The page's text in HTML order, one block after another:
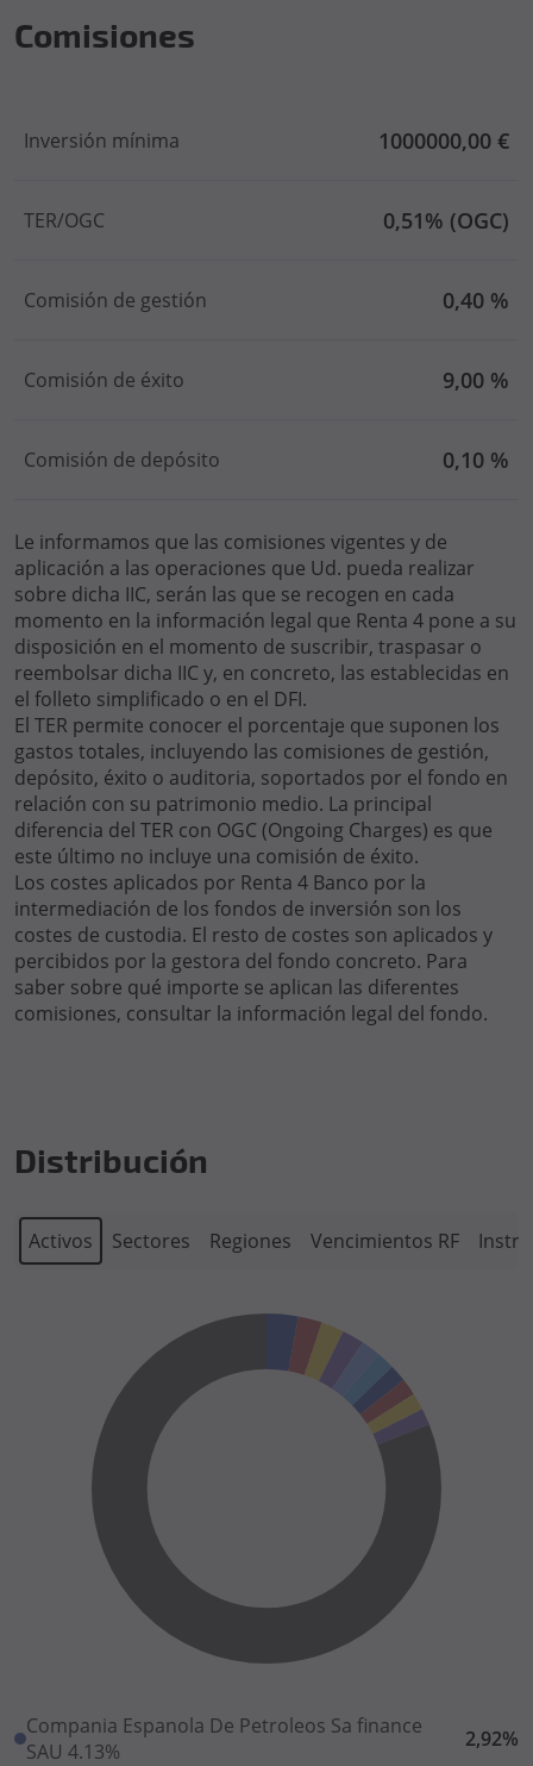
Comisiones
Inversión mínima 1000000,00 €
TER/OGC 0,51% (OGC)
Comisión de gestión 0,40 %
Comisión de éxito 9,00 %
Comisión de depósito 0,10 %
Le informamos que las comisiones vigentes y de
aplicación a las operaciones que Ud. pueda realizar
sobre dicha IIC, serán las que se recogen en cada
momento en la información legal que Renta 4 pone a su
disposición en el momento de suscribir, traspasar o
reembolsar dicha IIC y, en concreto, las establecidas en
el folleto simplificado o en el DFI.
El TER permite conocer el porcentaje que suponen los
gastos totales, incluyendo las comisiones de gestión,
depósito, éxito o auditoria, soportados por el fondo en
relación con su patrimonio medio. La principal
diferencia del TER con OGC (Ongoing Charges) es que
este último no incluye una comisión de éxito.
Los costes aplicados por Renta 4 Banco por la
intermediación de los fondos de inversión son los
costes de custodia. El resto de costes son aplicados y
percibidos por la gestora del fondo concreto. Para
saber sobre qué importe se aplican las diferentes
comisiones, consultar la información legal del fondo.
Distribución
Activos Sectores Regiones Vencimientos RF
Compania Espanola De Petroleos Sa finance
SAU 4.13%
2,92%